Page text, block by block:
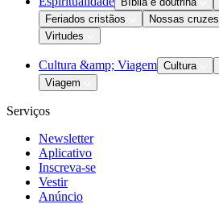
Feriados cristãos
Nossas cruzes
Virtudes
Cultura &amp; Viagem Cultura
Viagem
Serviços
Newsletter
Aplicativo
Inscreva-se
Vestir
Anúncio